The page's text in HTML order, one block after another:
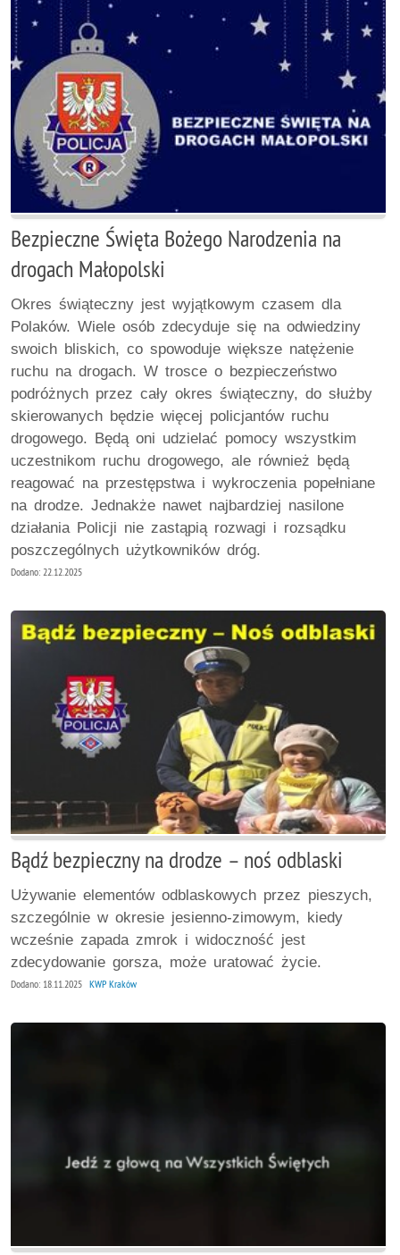
Bezpieczne Święta Bożego Narodzenia na
drogach Małopolski
Okres świąteczny jest wyjątkowym czasem dla
Polaków. Wiele osób zdecyduje się na odwiedziny
swoich bliskich, co spowoduje większe natężenie
ruchu na drogach. W trosce o bezpieczeństwo
podróżnych przez cały okres świąteczny, do służby
skierowanych będzie więcej policjantów ruchu
drogowego. Będą oni udzielać pomocy wszystkim
uczestnikom ruchu drogowego, ale również będą
reagować na przestępstwa i wykroczenia popełniane
na drodze. Jednakże nawet najbardziej nasilone
działania Policji nie zastąpią rozwagi i rozsądku
poszczególnych użytkowników dróg.
Dodano: 22.12.2025
Bądź bezpieczny na drodze – noś odblaski
Używanie elementów odblaskowych przez pieszych,
szczególnie w okresie jesienno-zimowym, kiedy
wcześnie zapada zmrok i widoczność jest
zdecydowanie gorsza, może uratować życie.
Dodano: 18.11.2025 KWP Kraków